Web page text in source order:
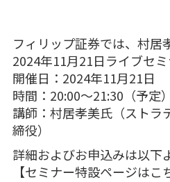
フィリップ証券では、村居
2024年11月21日ライブセミ
開催日：2024年11月21日
時間：20:00～21:30（予定）
講師：村居孝美氏（ストラ
締役）
詳細およびお申込みは以下
【セミナー特設ページはこ